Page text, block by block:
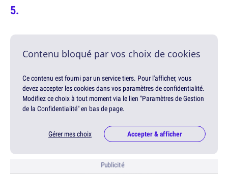
Contenu bloqué par vos choix de cookies
Ce contenu est fourni par un service tiers. Pour l'afficher, vous
devez accepter les cookies dans vos paramètres de confidentialité.
Modifiez ce choix à tout moment via le lien "Paramètres de Gestion
de la Confidentialité" en bas de page.
Gérer mes choix Accepter & afficher
Publicité